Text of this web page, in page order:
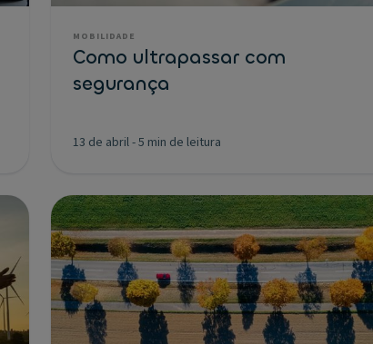
MOBILIDADE
Como ultrapassar com
segurança
13 de abril-5 min de leitura